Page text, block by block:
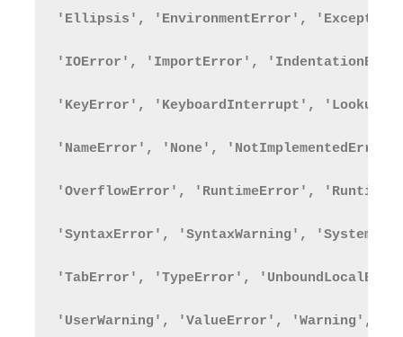
'Ellipsis', 'EnvironmentError',
'IOError', 'ImportError',
'KeyError', 'KeyboardInterrupt',
'NameError', 'None',
'OverflowError', 'RuntimeError',
'SyntaxError', 'SyntaxWarning',
'TabError', 'TypeError',
'UserWarning', 'ValueError', 'Warning',